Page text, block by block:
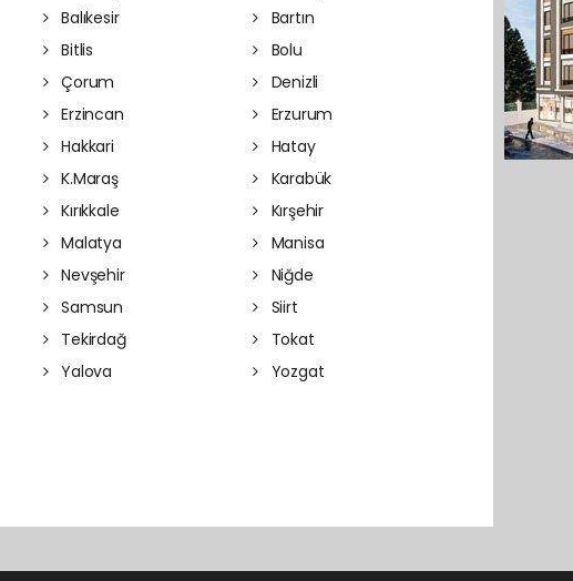
Balıkesir
Bartın
Bitlis
Bolu
Çorum
Denizli
Erzincan
Erzurum
Hakkari
Hatay
K.Maraş
Karabük
Kırıkkale
Kırşehir
Malatya
Manisa
Nevşehir
Niğde
Samsun
Siirt
Tekirdağ
Tokat
Yalova
Yozgat